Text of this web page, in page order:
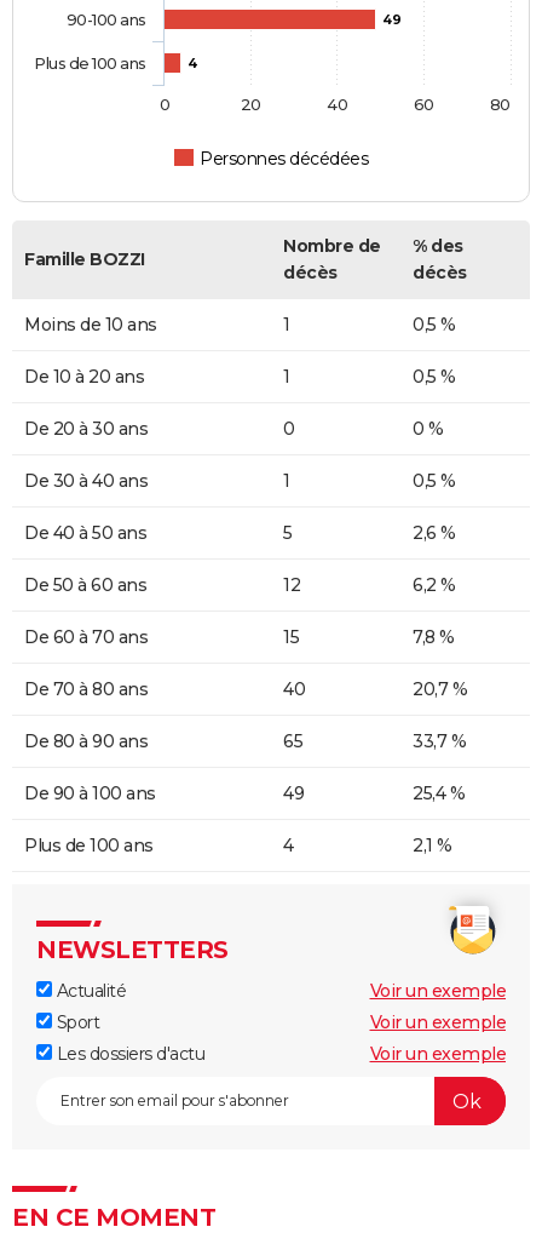
49
4
Personnes décédées
90-100 ans
Plus de 100 ans
0 20 40 60 80
Famille BOZZI
Nombre de
décès
% des
décès
Moins de 10 ans 1 0,5 %
De 10 à 20 ans 1 0,5 %
De 20 à 30 ans 0 0 %
De 30 à 40 ans 1 0,5 %
De 40 à 50 ans 5 2,6 %
De 50 à 60 ans 12 6,2 %
De 60 à 70 ans 15 7,8 %
De 70 à 80 ans 40 20,7 %
De 80 à 90 ans 65 33,7 %
De 90 à 100 ans 49 25,4 %
Plus de 100 ans 4 2,1 %
NEWSLETTERS
Actualité
Voir un exemple
Sport
Voir un exemple
Les dossiers d'actu
Voir un exemple
EN CE MOMENT